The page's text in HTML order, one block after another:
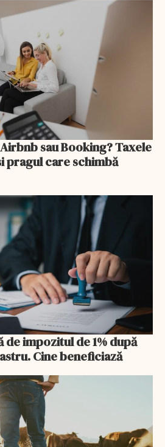
sau Booking? Taxele
pragul care schimbă
impozitul de 1% după
Cine beneficiază